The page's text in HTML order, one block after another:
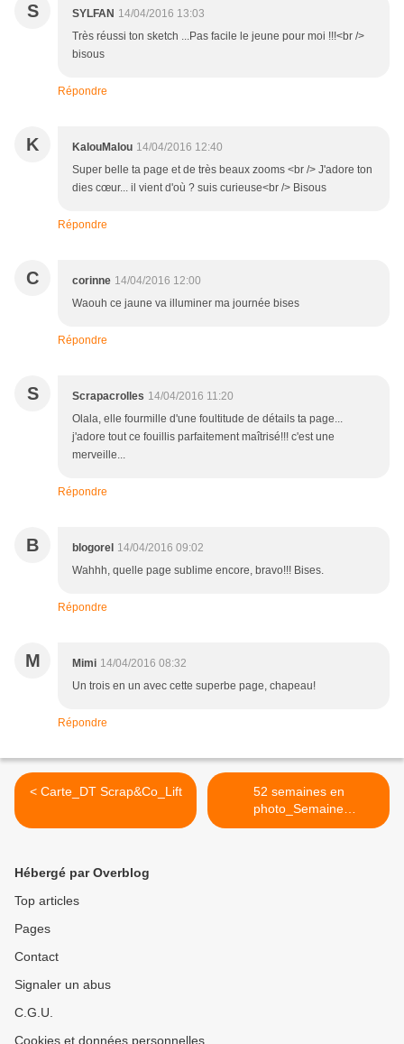
S SYLFAN 14/04/2016 13:03
Très réussi ton sketch ...Pas facile le jeune pour moi !!!<br />
bisous
Répondre
K KalouMalou 14/04/2016 12:40
Super belle ta page et de très beaux zooms <br /> J'adore ton
dies cœur... il vient d'où ? suis curieuse<br /> Bisous
Répondre
C corinne 14/04/2016 12:00
Waouh ce jaune va illuminer ma journée bises
Répondre
S Scrapacrolles 14/04/2016 11:20
Olala, elle fourmille d'une foultitude de détails ta page...
j'adore tout ce fouillis parfaitement maîtrisé!!! c'est une
merveille...
Répondre
B blogorel 14/04/2016 09:02
Wahhh, quelle page sublime encore, bravo!!! Bises.
Répondre
M Mimi 14/04/2016 08:32
Un trois en un avec cette superbe page, chapeau!
Répondre
< Carte_DT Scrap&Co_Lift
52 semaines en
photo_Semaine
16_Enseigne >
Hébergé par Overblog
Top articles
Pages
Contact
Signaler un abus
C.G.U.
Cookies et données personnelles